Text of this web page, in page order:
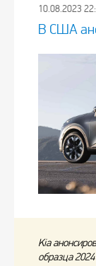
10.08.2023
В США
Kia
образца